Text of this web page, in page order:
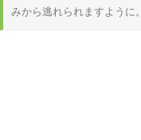
みから逃れられますように。